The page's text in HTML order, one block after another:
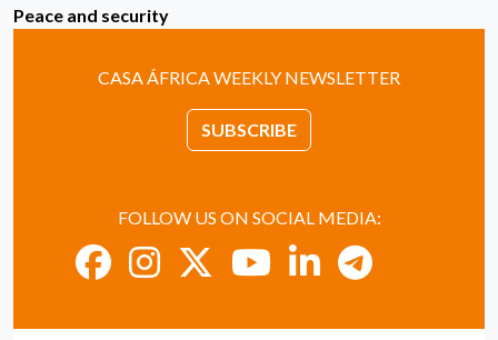
Peace and security
CASA ÁFRICA WEEKLY NEWSLETTER
SUBSCRIBE
FOLLOW US ON SOCIAL MEDIA: